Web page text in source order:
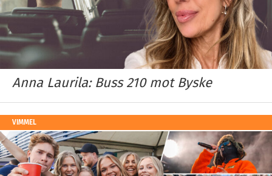
Anna Laurila: Buss 210 mot Byske
VIMMEL